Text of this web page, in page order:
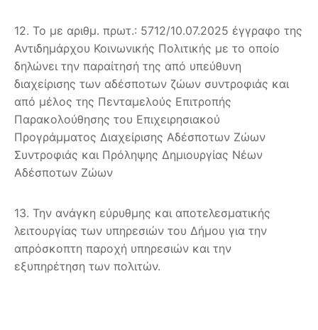
12. Το με αριθμ. πρωτ.: 5712/10.07.2025 έγγραφο της
Αντιδημάρχου Κοινωνικής Πολιτικής με το οποίο
δηλώνει την παραίτησή της από υπεύθυνη
διαχείρισης των αδέσποτων ζώων συντροφιάς και
από μέλος της Πενταμελούς Επιτροπής
Παρακολούθησης του Επιχειρησιακού
Προγράμματος Διαχείρισης Αδέσποτων Ζώων
Συντροφιάς και Πρόληψης Δημιουργίας Νέων
Αδέσποτων Ζώων
13. Την ανάγκη εύρυθμης και αποτελεσματικής
λειτουργίας των υπηρεσιών του Δήμου για την
απρόσκοπτη παροχή υπηρεσιών και την
εξυπηρέτηση των πολιτών.